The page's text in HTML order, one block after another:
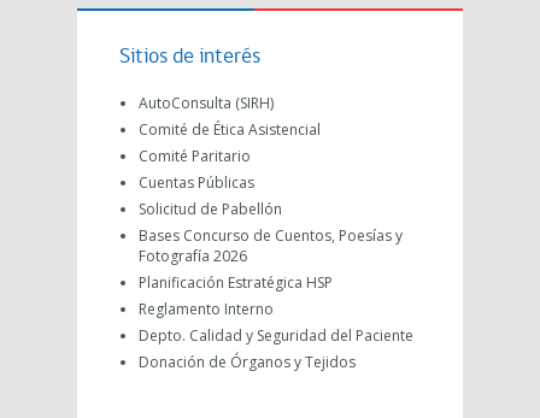
Sitios de interés
AutoConsulta (SIRH)
Comité de Ética Asistencial
Comité Paritario
Cuentas Públicas
Solicitud de Pabellón
Bases Concurso de Cuentos, Poesías y
Fotografía 2026
Planificación Estratégica HSP
Reglamento Interno
Depto. Calidad y Seguridad del Paciente
Donación de Órganos y Tejidos